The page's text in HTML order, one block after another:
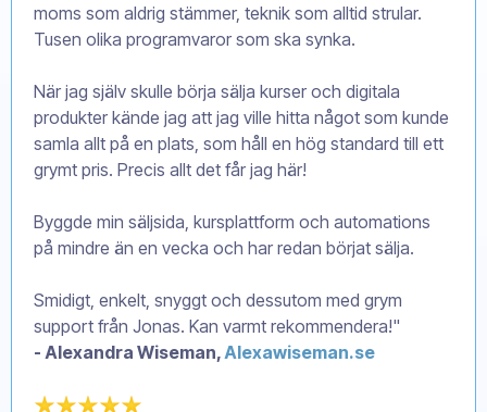
moms som aldrig stämmer, teknik som alltid strular.
Tusen olika programvaror som ska synka.
När jag själv skulle börja sälja kurser och digitala
produkter kände jag att jag ville hitta något som kunde
samla allt på en plats, som håll en hög standard till ett
grymt pris. Precis allt det får jag här!
Byggde min säljsida, kursplattform och automations
på mindre än en vecka och har redan börjat sälja.
Smidigt, enkelt, snyggt och dessutom med grym
support från Jonas. Kan varmt rekommendera!"
- Alexandra Wiseman, Alexawiseman.se